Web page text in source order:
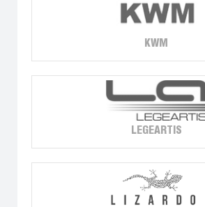
KWM
LEGEARTIS